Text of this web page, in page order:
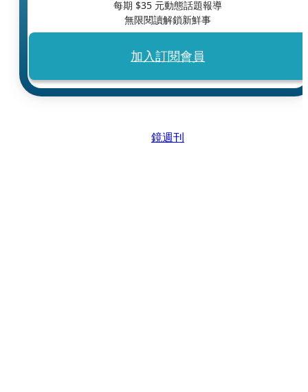
每期 $35 元動態話題報導
無限閱讀解鎖新鮮事
加入訂閱會員
鏡週刊